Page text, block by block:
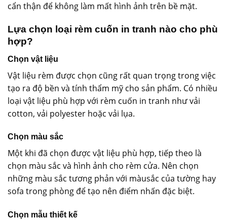
cẩn thận để không làm mất hình ảnh trên bề mặt.
Lựa chọn loại rèm cuốn in tranh nào cho phù
hợp?
Chọn vật liệu
Vật liệu rèm được chọn cũng rất quan trọng trong việc
tạo ra độ bền và tính thẩm mỹ cho sản phẩm. Có nhiều
loại vật liệu phù hợp với rèm cuốn in tranh như vải
cotton, vải polyester hoặc vải lụa.
Chọn màu sắc
Một khi đã chọn được vật liệu phù hợp, tiếp theo là
chọn màu sắc và hình ảnh cho rèm cửa. Nên chọn
những màu sắc tương phản với màusắc của tường hay
sofa trong phòng để tạo nên điểm nhấn đặc biệt.
Chọn mẫu thiết kế